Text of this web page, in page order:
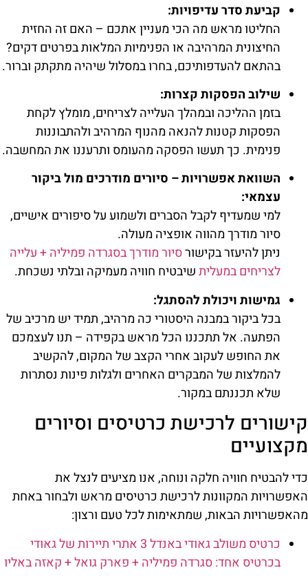
קביעת סדר עדיפויות:
החליטו מראש מה הכי מעניין אתכם – האם זה החזית
החיצונית המרהיבה או הפנימיות המלאות בפרטים דקים?
בהתאם להעדפותיכם, בחרו במסלול שיהיה מתקתק וברור.
שילוב הפסקות קצרות:
בזמן ההליכה ובמהלך העלייה לצריחים, מומלץ לקחת
הפסקות קטנות להנאה מהנוף המרהיב ולהתבוננות
פנימית. כך תעשו הפסקה מהעומס ותרעננו את המחשבה.
השוואת אפשרויות – סיורים מודרכים מול ביקור
עצמאי:
למי שמעדיף לקבל הסברים ולשמוע על סיפורים אישיים,
סיור מודרך מהווה אופציה מעולה.
ניתן להיעזר בקישורסיור מודרך בסגרדה פמיליה + עלייה
לצריחים במעליתשיבטיח חוויה מעמיקה ובלתי נשכחת.
גמישות ויכולת להסתגל:
בכל ביקור במבנה היסטורי כה מרהיב, תמיד יש מרכיב של
הפתעה. אל תתכננו הכל מראש בקפידה – תנו לעצמכם
את החופש לעקוב אחרי הקצב של המקום, להקשיב
להמלצות של המבקרים האחרים ולגלות פינות נסתרות
שלא תכננתם במקור.
קישורים לרכישת כרטיסים וסיורים
מקצועיים
כדי להבטיח חוויה חלקה ונוחה, אנו מציעים לנצל את
האפשרויות המקוונות לרכישת כרטיסים מראש ולבחור באחת
מהאפשרויות הבאות, שמתאימות לכל טעם ורצון:
כרטיס משולב גאודי באנדל 3 אתרי תיירות של גאודי
בכרטיס אחד: סגרדה פמיליה + פארק גואל + קאזה באליו